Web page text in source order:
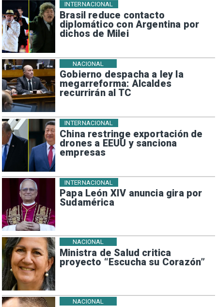
Brasil reduce contacto
diplomático con Argentina por
dichos de Milei
INTERNACIONAL
Gobierno despacha a ley la
megarreforma: Alcaldes
recurrirán al TC
NACIONAL
China restringe exportación de
drones a EEUU y sanciona
empresas
INTERNACIONAL
Papa León XIV anuncia gira por
Sudamérica
INTERNACIONAL
Ministra de Salud critica
proyecto “Escucha su Corazón”
NACIONAL
NACIONAL